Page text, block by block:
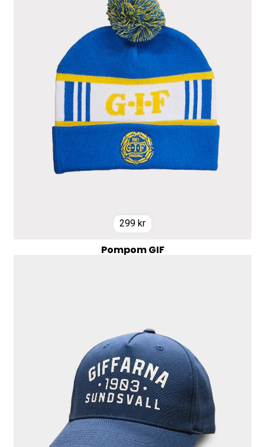
299 kr
Pompom GIF